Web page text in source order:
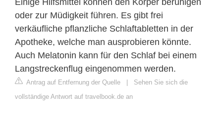
oder zur Müdigkeit führen. Es gibt frei
verkäufliche pflanzliche Schlaftabletten in der
Apotheke, welche man ausprobieren könnte.
Auch Melatonin kann für den Schlaf bei einem
Langstreckenflug eingenommen werden.
Antrag auf Entfernung der Quelle | Sehen Sie sich die
vollständige Antwort auf travelbook.de an